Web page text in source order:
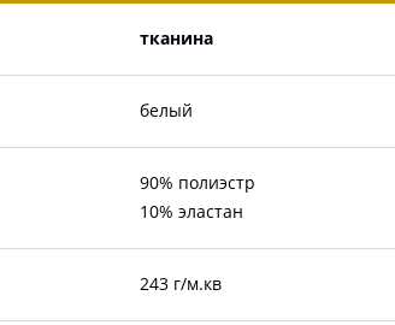
тканина
белый
90% полиэстр
10% эластан
243 г/м.кв